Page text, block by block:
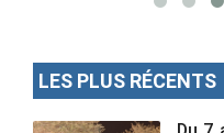
LES PLUS RÉCENTS